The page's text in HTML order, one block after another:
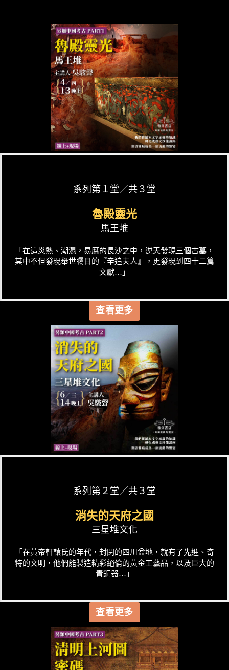
系列第１堂／共３堂
魯殿靈光
馬王堆
「在這炎熱、潮濕，易腐的長沙之中，逆天發現三個古墓，
其中不但發現舉世矚目的『辛追夫人』，更發現到四十二篇
文獻…」
查看更多
系列第２堂／共３堂
消失的天府之國
三星堆文化
「在黃帝軒轅氏的年代，封閉的四川盆地，就有了先進、奇
特的文明，他們能製造精彩絕倫的黃金工藝品，以及巨大的
青銅器…」
查看更多